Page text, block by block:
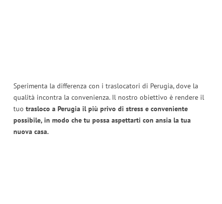
Sperimenta la differenza con i traslocatori di Perugia, dove la
qualità incontra la convenienza. Il nostro obiettivo è rendere il
tuo trasloco a Perugia il più privo di stress e conveniente
possibile, in modo che tu possa aspettarti con ansia la tua
nuova casa.